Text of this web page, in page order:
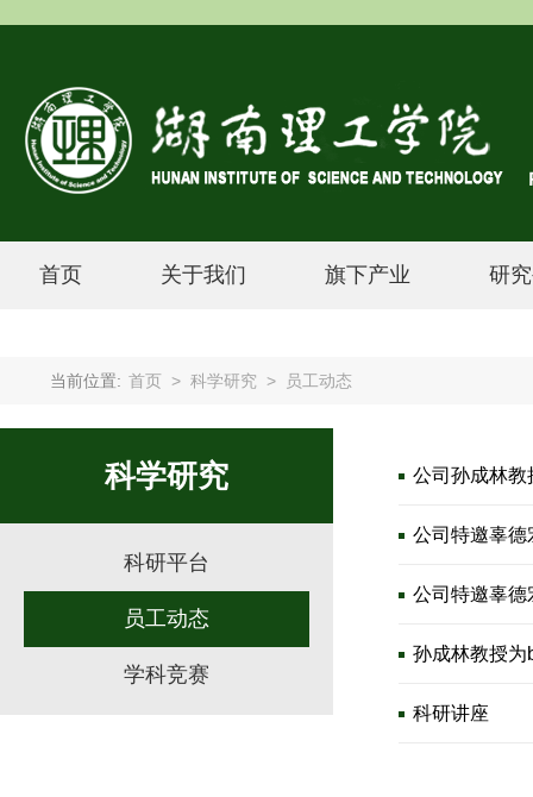
首页 关于我们 旗下产业 研
当前位置: 首页 > 科学研究 > 员工动态
科学研究
科研平台
员工动态
学科竞赛
公司孙成林教
公司特邀辜德
公司特邀辜德
孙成林教授为
科研讲座